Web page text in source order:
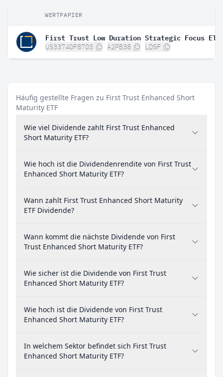
WERTPAPIER
First Trust Low Duration Strategic Focus ETF
US33740F8703 A2PB38 LDSF
Häufig gestellte Fragen zu First Trust Enhanced Short
Maturity ETF
Wie viel Dividende zahlt First Trust Enhanced
Short Maturity ETF?
Wie hoch ist die Dividendenrendite von First Trust
Enhanced Short Maturity ETF?
Wann zahlt First Trust Enhanced Short Maturity
ETF Dividende?
Wann kommt die nächste Dividende von First
Trust Enhanced Short Maturity ETF?
Wie sicher ist die Dividende von First Trust
Enhanced Short Maturity ETF?
Wie hoch ist die Dividende von First Trust
Enhanced Short Maturity ETF?
In welchem Sektor befindet sich First Trust
Enhanced Short Maturity ETF?